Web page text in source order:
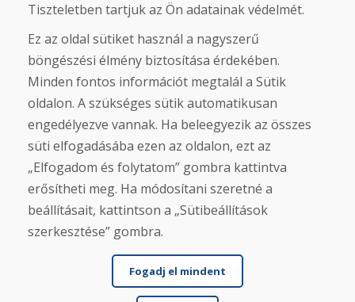
Eshop
Szállítás
Fizetés
Panasz
Áruk visszaküldése és cseréje
Adatvédelmi irányelvek
Cookies
Közösségi hálózatok
Tiszteletben tartjuk az Ön adatainak védelmét.
Ez az oldal sütiket használ a nagyszerű
böngészési élmény biztosítása érdekében.
Minden fontos információt megtalál a Sütik
oldalon. A szükséges sütik automatikusan
engedélyezve vannak. Ha beleegyezik az összes
süti elfogadásába ezen az oldalon, ezt az
„Elfogadom és folytatom” gombra kattintva
erősítheti meg. Ha módosítani szeretné a
beállításait, kattintson a „Sütibeállítások
szerkesztése” gombra.
Fogadj el mindent